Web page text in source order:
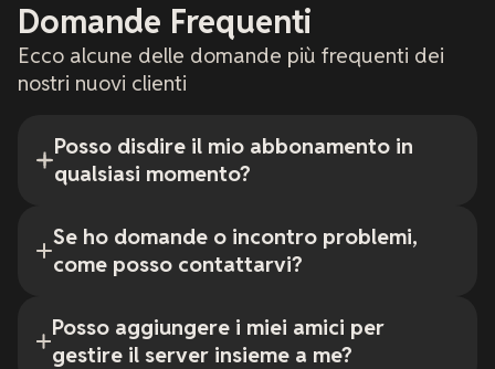
Domande Frequenti
Ecco alcune delle domande più frequenti dei
nostri nuovi clienti
Posso disdire il mio abbonamento in
qualsiasi momento?
Se ho domande o incontro problemi,
come posso contattarvi?
Posso aggiungere i miei amici per
gestire il server insieme a me?